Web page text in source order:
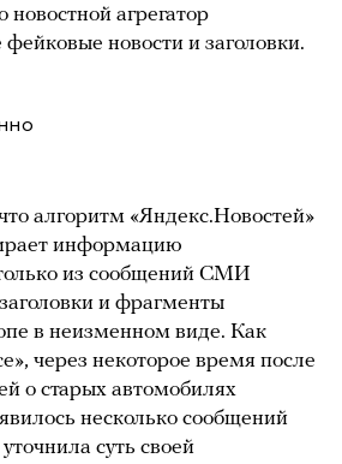
новостной агрегатор
фейковые новости и заголовки.
алгоритм «Яндекс.Новостей»
информацию
из сообщений СМИ
и фрагменты
в неизменном виде. Как
через некоторое время после
о старых автомобилях
несколько сообщений
суть своей